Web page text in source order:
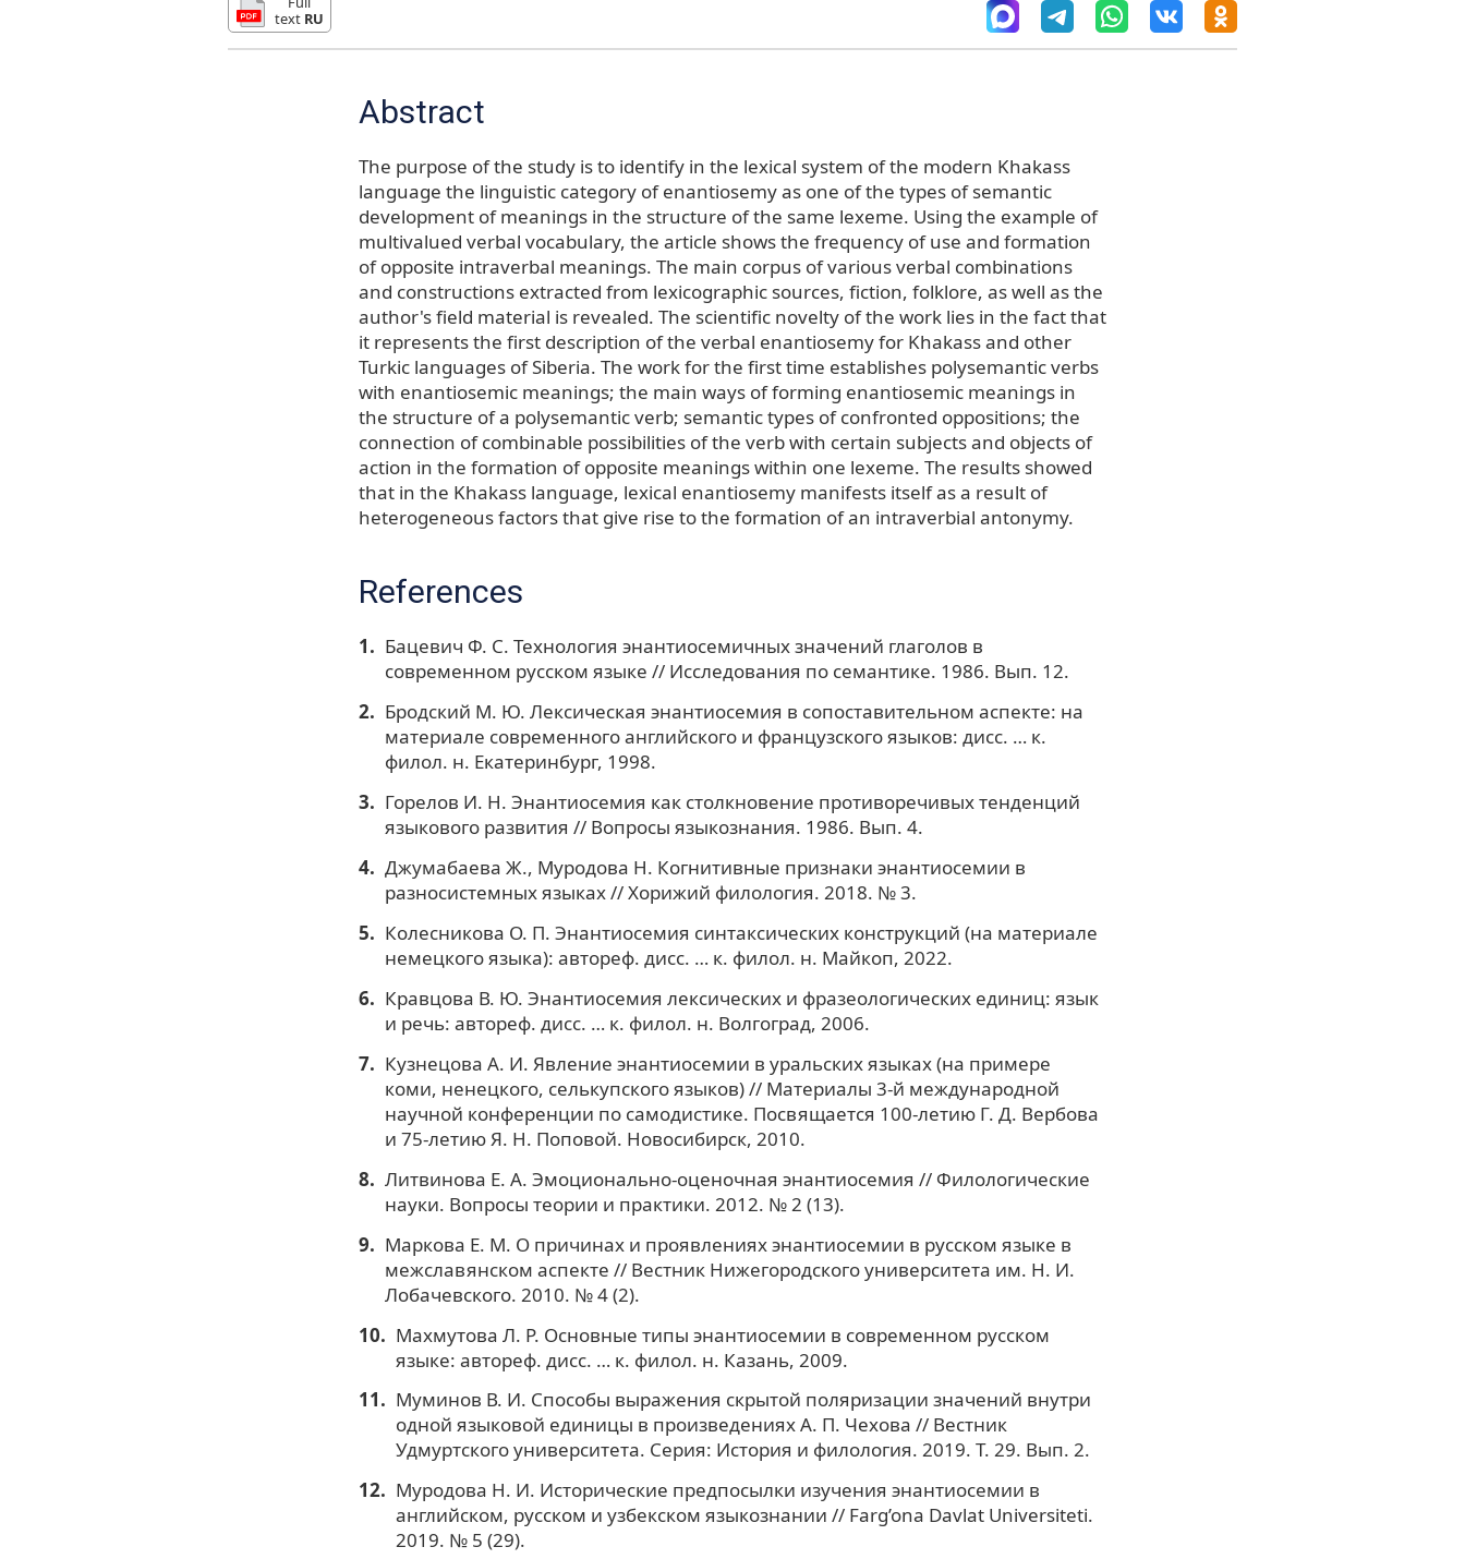
text RU
Abstract
The purpose of the study is to identify in the lexical system of the modern Khakass
language the linguistic category of enantiosemy as one of the types of semantic
development of meanings in the structure of the same lexeme. Using the example of
multivalued verbal vocabulary, the article shows the frequency of use and formation
of opposite intraverbal meanings. The main corpus of various verbal combinations
and constructions extracted from lexicographic sources, fiction, folklore, as well as the
author's field material is revealed. The scientific novelty of the work lies in the fact that
it represents the first description of the verbal enantiosemy for Khakass and other
Turkic languages of Siberia. The work for the first time establishes polysemantic verbs
with enantiosemic meanings; the main ways of forming enantiosemic meanings in
the structure of a polysemantic verb; semantic types of confronted oppositions; the
connection of combinable possibilities of the verb with certain subjects and objects of
action in the formation of opposite meanings within one lexeme. The results showed
that in the Khakass language, lexical enantiosemy manifests itself as a result of
heterogeneous factors that give rise to the formation of an intraverbial antonymy.
References
Бацевич Ф. С. Технология энантиосемичных значений глаголов в
современном русском языке // Исследования по семантике. 1986. Вып. 12.
Бродский М. Ю. Лексическая энантиосемия в сопоставительном аспекте: на
материале современного английского и французского языков: дисс. … к.
филол. н. Екатеринбург, 1998.
Горелов И. Н. Энантиосемия как столкновение противоречивых тенденций
языкового развития // Вопросы языкознания. 1986. Вып. 4.
Джумабаева Ж., Муродова Н. Когнитивные признаки энантиосемии в
разносистемных языках // Хорижий филология. 2018. № 3.
Колесникова О. П. Энантиосемия синтаксических конструкций (на материале
немецкого языка): автореф. дисс. … к. филол. н. Майкоп, 2022.
Кравцова В. Ю. Энантиосемия лексических и фразеологических единиц: язык
и речь: автореф. дисс. … к. филол. н. Волгоград, 2006.
Кузнецова А. И. Явление энантиосемии в уральских языках (на примере
коми, ненецкого, селькупского языков) // Материалы 3-й международной
научной конференции по самодистике. Посвящается 100-летию Г. Д. Вербова
и 75-летию Я. Н. Поповой. Новосибирск, 2010.
Литвинова Е. А. Эмоционально-оценочная энантиосемия // Филологические
науки. Вопросы теории и практики. 2012. № 2 (13).
Маркова Е. М. О причинах и проявлениях энантиосемии в русском языке в
межславянском аспекте // Вестник Нижегородского университета им. Н. И.
Лобачевского. 2010. № 4 (2).
Махмутова Л. Р. Основные типы энантиосемии в современном русском
языке: автореф. дисс. … к. филол. н. Казань, 2009.
Муминов В. И. Способы выражения скрытой поляризации значений внутри
одной языковой единицы в произведениях А. П. Чехова // Вестник
Удмуртского университета. Серия: История и филология. 2019. Т. 29. Вып. 2.
Муродова Н. И. Исторические предпосылки изучения энантиосемии в
английском, русском и узбекском языкознании // Farg’ona Davlat Universiteti.
2019. № 5 (29).